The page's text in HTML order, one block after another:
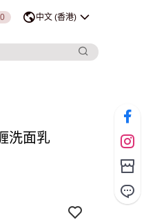
0 中文 (香港)
洗面乳